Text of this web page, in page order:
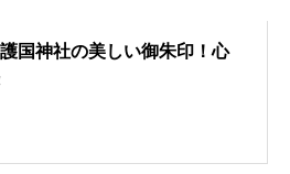
国神社の美しい御朱印！心